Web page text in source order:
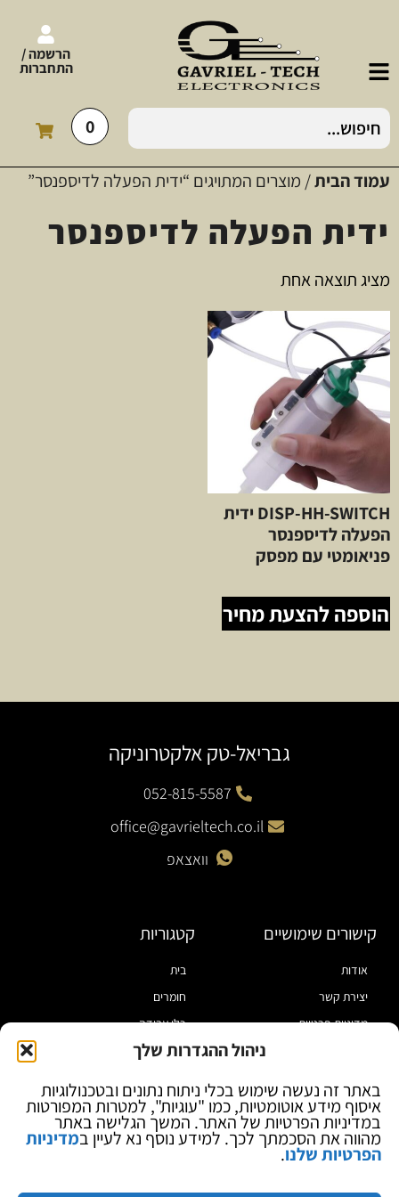
ניהול ההגדרות שלך
באתר זה נעשה שימוש בכלי ניתוח נתונים ובטכנולוגיות
איסוף מידע אוטומטיות, כמו "עוגיות", למטרות המפורטות
במדיניות הפרטיות של האתר. המשך הגלישה באתר
מהווה את הסכמתך לכך. למידע נוסף נא לעיין במדיניות
הפרטיות שלנו.
הרשמה /
התחברות
0
עמוד הבית/ מוצרים המתויגים “ידית הפעלה לדיספנסר”
ידית הפעלה לדיספנסר
מציג תוצאה אחת
DISP-HH-SWITCH ידית
הפעלה לדיספנסר
פניאומטי עם מפסק
הוספה להצעת מחיר
גבריאל-טק אלקטרוניקה
052-815-5587
office@gavrieltech.co.il
וואצאפ
קישורים שימושיים
אודות
יצירת קשר
מדיניות פרטיות
בלוג
קטגוריות
בית
חומרים
כלי עבודה
מוצרי הלחמה
ספקי כח ומודדים
ציוד אופטי להגדלה